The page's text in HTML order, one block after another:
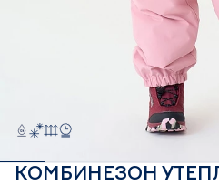
КОМБИНЕЗОН